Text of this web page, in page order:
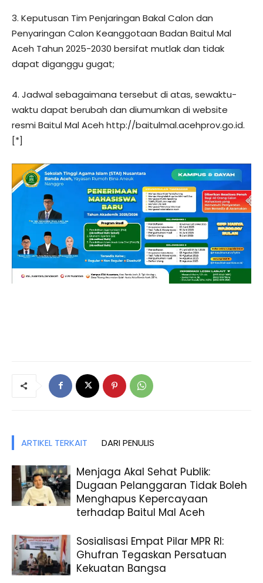
3. Keputusan Tim Penjaringan Bakal Calon dan
Penyaringan Calon Keanggotaan Badan Baitul Mal
Aceh Tahun 2025-2030 bersifat mutlak dan tidak
dapat diganggu gugat;
4. Jadwal sebagaimana tersebut di atas, sewaktu-
waktu dapat berubah dan diumumkan di website
resmi Baitul Mal Aceh http://baitulmal.acehprov.go.id.
[*]
ARTIKEL TERKAIT DARI PENULIS
Menjaga Akal Sehat Publik:
Dugaan Pelanggaran Tidak Boleh
Menghapus Kepercayaan
terhadap Baitul Mal Aceh
Sosialisasi Empat Pilar MPR RI:
Ghufran Tegaskan Persatuan
Kekuatan Bangsa